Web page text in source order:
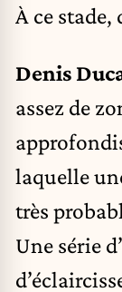
À ce stade,
Denis
assez de
laquelle
très
Une série